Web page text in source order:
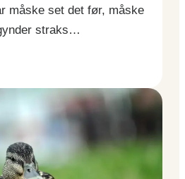
måske set det før, måske
straks…